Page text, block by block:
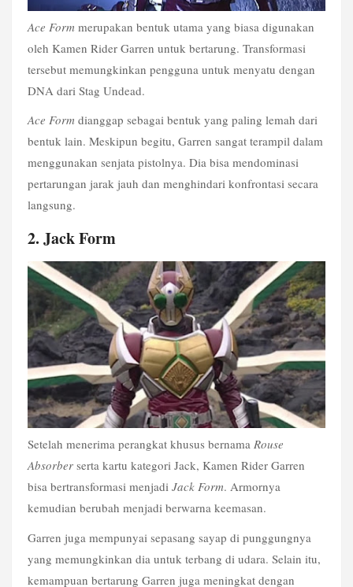
Ace Form merupakan bentuk utama yang biasa digunakan
oleh Kamen Rider Garren untuk bertarung. Transformasi
tersebut memungkinkan pengguna untuk menyatu dengan
DNA dari Stag Undead.
Ace Form dianggap sebagai bentuk yang paling lemah dari
bentuk lain. Meskipun begitu, Garren sangat terampil dalam
menggunakan senjata pistolnya. Dia bisa mendominasi
pertarungan jarak jauh dan menghindari konfrontasi secara
langsung.
2. Jack Form
Setelah menerima perangkat khusus bernama Rouse
Absorber serta kartu kategori Jack, Kamen Rider Garren
bisa bertransformasi menjadi Jack Form. Armornya
kemudian berubah menjadi berwarna keemasan.
Garren juga mempunyai sepasang sayap di punggungnya
yang memungkinkan dia untuk terbang di udara. Selain itu,
kemampuan bertarung Garren juga meningkat dengan